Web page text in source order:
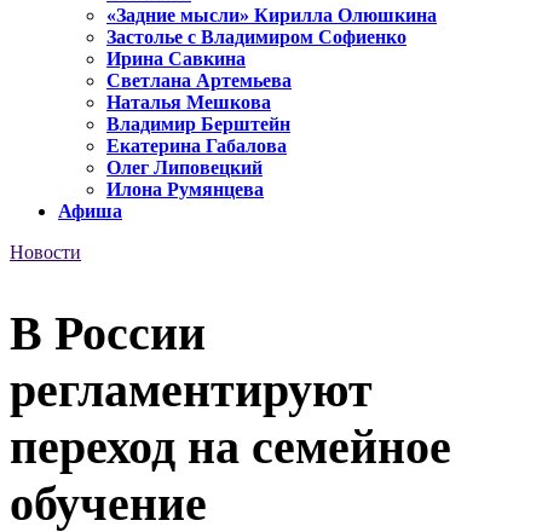
«Задние мысли» Кирилла Олюшкина
Застолье с Владимиром Софиенко
Ирина Савкина
Светлана Артемьева
Наталья Мешкова
Владимир Берштейн
Екатерина Габалова
Олег Липовецкий
Илона Румянцева
Афиша
Новости
В России
регламентируют
переход на семейное
обучение